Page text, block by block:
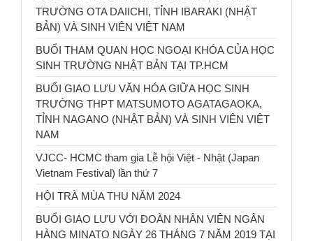
TRƯỜNG OTA DAIICHI, TỈNH IBARAKI (NHẬT
BẢN) VÀ SINH VIÊN VIỆT NAM
BUỔI THAM QUAN HỌC NGOẠI KHÓA CỦA HỌC
SINH TRƯỜNG NHẬT BẢN TẠI TP.HCM
BUỔI GIAO LƯU VĂN HÓA GIỮA HỌC SINH
TRƯỜNG THPT MATSUMOTO AGATAGAOKA,
TỈNH NAGANO (NHẬT BẢN) VÀ SINH VIÊN VIỆT
NAM
VJCC- HCMC tham gia Lễ hội Việt - Nhật (Japan
Vietnam Festival) lần thứ 7
HỘI TRÀ MÙA THU NĂM 2024
BUỔI GIAO LƯU VỚI ĐOÀN NHÂN VIÊN NGÂN
HÀNG MINATO NGÀY 26 THÁNG 7 NĂM 2019 TẠI